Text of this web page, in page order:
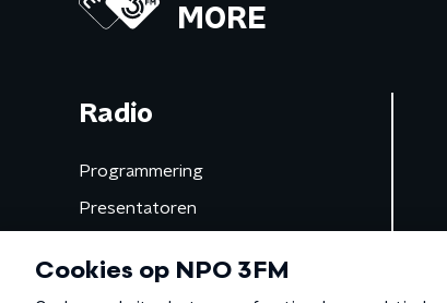
MORE
Radio
Programmering
Presentatoren
Gemist